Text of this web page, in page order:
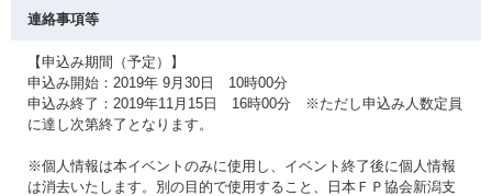
連絡事項等
【申込み期間（予定）】
申込み開始：2019年 9月30日 10時00分
申込み終了：2019年11月15日 16時00分 ※ただし申込み人数定員
に達し次第終了となります。
※個人情報は本イベントのみに使用し、イベント終了後に個人情報
は消去いたします。別の目的で使用すること、日本ＦＰ協会新潟支